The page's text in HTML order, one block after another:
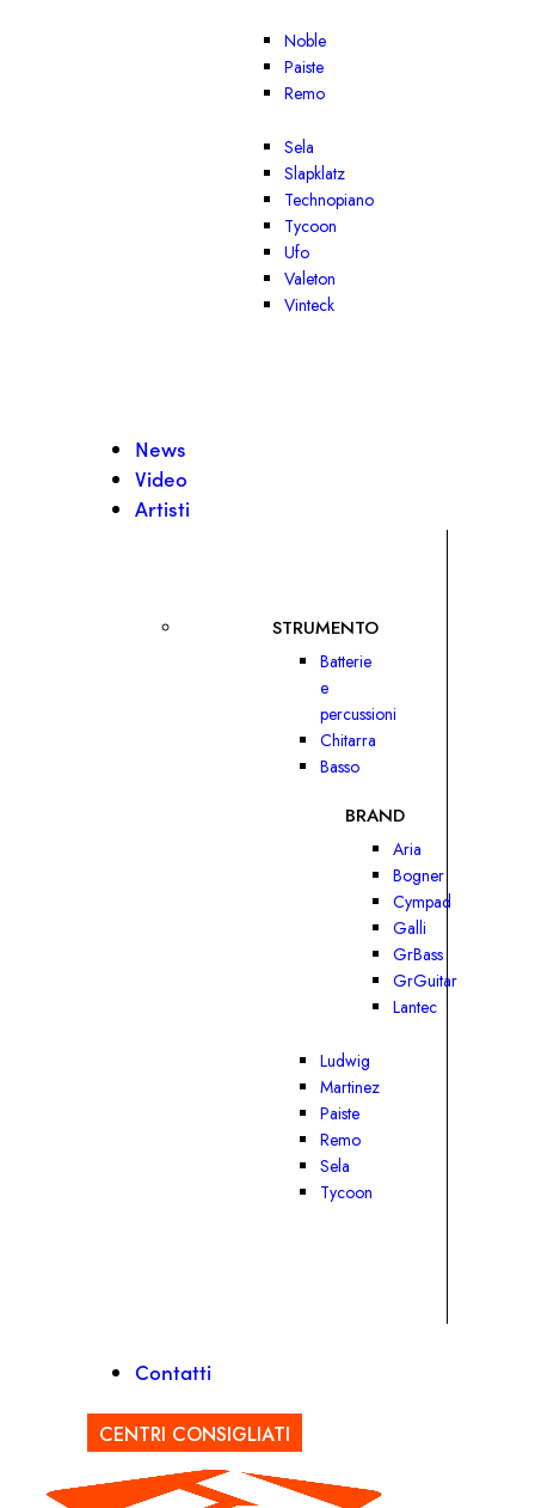
Noble
Paiste
Remo
Sela
Slapklatz
Technopiano
Tycoon
Ufo
Valeton
Vinteck
News
Video
Artisti
STRUMENTO
Batterie
e
percussioni
Chitarra
Basso
BRAND
Aria
Bogner
Cympad
Galli
GrBass
GrGuitar
Lantec
Ludwig
Martinez
Paiste
Remo
Sela
Tycoon
Contatti
CENTRI CONSIGLIATI